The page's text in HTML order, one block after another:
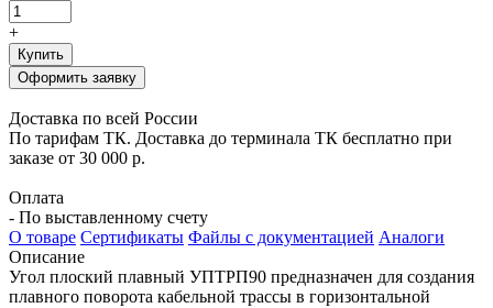
+
Купить
Оформить заявку
Доставка по всей России
По тарифам ТК. Доставка до терминала ТК бесплатно при
заказе от 30 000 р.
Оплата
- По выставленному счету
О товаре Сертификаты Файлы с документацией Аналоги
Описание
Угол плоский плавный УПТРП90 предназначен для создания
плавного поворота кабельной трассы в горизонтальной